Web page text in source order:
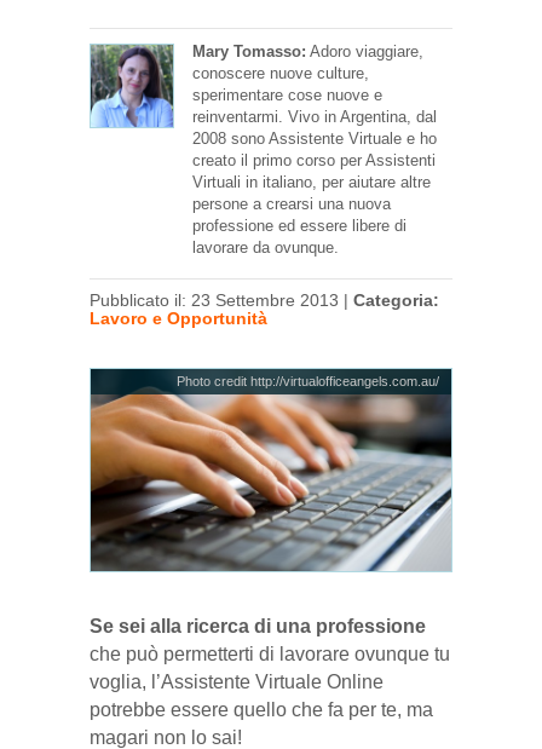
Mary Tomasso: Adoro viaggiare,
conoscere nuove culture,
sperimentare cose nuove e
reinventarmi. Vivo in Argentina, dal
2008 sono Assistente Virtuale e ho
creato il primo corso per Assistenti
Virtuali in italiano, per aiutare altre
persone a crearsi una nuova
professione ed essere libere di
lavorare da ovunque.
Pubblicato il: 23 Settembre 2013 | Categoria:
Lavoro e Opportunità
Photo credit http://virtualofficeangels.com.au/
Se sei alla ricerca di una professione
che può permetterti di lavorare ovunque tu
voglia, l’Assistente Virtuale Online
potrebbe essere quello che fa per te, ma
magari non lo sai!